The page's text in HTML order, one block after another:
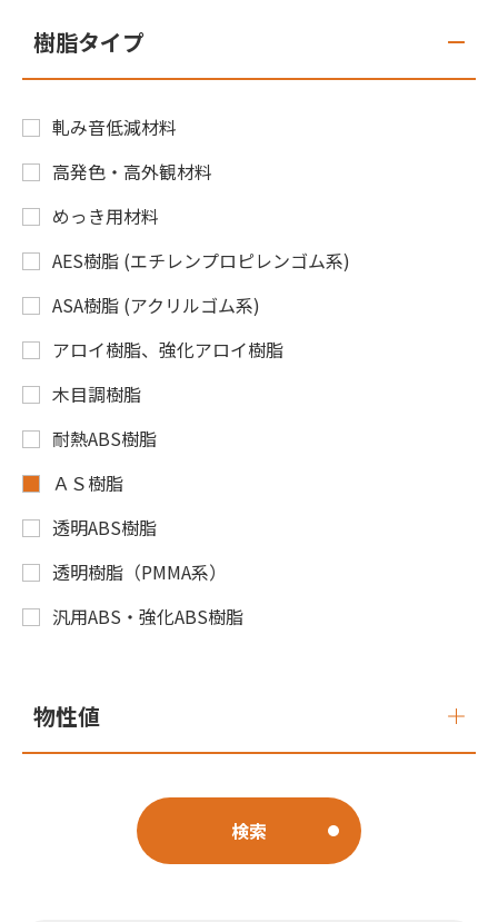
樹脂タイプ
軋み音低減材料
高発色・高外観材料
めっき用材料
AES樹脂 (エチレンプロピレンゴム系)
ASA樹脂 (アクリルゴム系)
アロイ樹脂、強化アロイ樹脂
木目調樹脂
耐熱ABS樹脂
ＡＳ樹脂
透明ABS樹脂
透明樹脂（PMMA系）
汎用ABS・強化ABS樹脂
物性値
検索